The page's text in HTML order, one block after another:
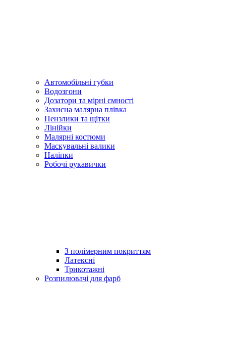
Автомобільні губки
Водозгони
Дозатори та мірні ємності
Захисна малярна плівка
Пензлики та щітки
Лінійки
Малярні костюми
Маскувальні валики
Наліпки
Робочі рукавички
З полімерним покриттям
Латексні
Трикотажні
Розпилювачі для фарб